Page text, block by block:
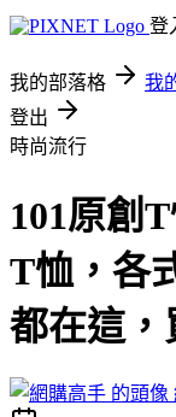
登
我的部落格 我
登出
時尚流行
101原創
T恤，各
都在這，